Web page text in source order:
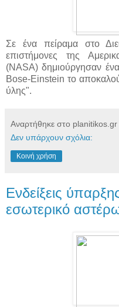
Σε ένα πείραμα στο
επιστήμονες της
(NASA) δημιούργησαν
Bose-Einstein το
ύλης".
Αναρτήθηκε στο planitikos.gr
Δεν υπάρχουν σχόλια:
Κοινή χρήση
Ενδείξεις
εσωτερικό